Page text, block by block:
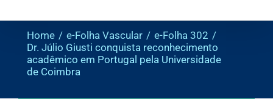
Home e-Folha Vascular
e-Folha 302
Dr. Júlio Giusti conquista reconhecimento
acadêmico em Portugal pela Universidade
de Coimbra